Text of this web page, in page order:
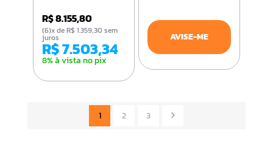
SSD/WIN 11 PRO
R$ 8.155,80
R$ 7.503,34
8% à vista no pix
(6)x de R$ 1.359,30 sem
juros AVISE-ME
1 2 3